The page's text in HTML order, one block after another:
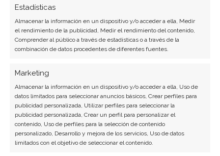
Estadísticas
Almacenar la información en un dispositivo y/o acceder a ella, Medir
el rendimiento de la publicidad, Medir el rendimiento del contenido,
Comprender al público a través de estadísticas o a través de la
combinación de datos procedentes de diferentes fuentes.
Marketing
Almacenar la información en un dispositivo y/o acceder a ella, Uso de
datos limitados para seleccionar anuncios básicos, Crear perfiles para
publicidad personalizada, Utilizar perfiles para seleccionar la
publicidad personalizada, Crear un perfil para personalizar el
contenido, Uso de perfiles para la selección de contenido
personalizado, Desarrollo y mejora de los servicios, Uso de datos
limitados con el objetivo de seleccionar el contenido.
Miguel Ángel Torres Díaz
Periodista de tecnología especializado en
videojuegos, realidad virtual y tendencias de
consumo digital. Más de 10 años cubriendo la
Ver todos los artículos →